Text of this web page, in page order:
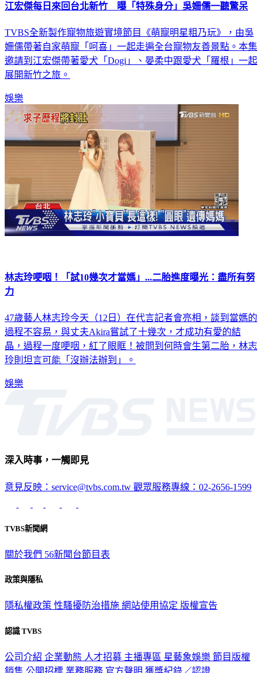
江宏傑每日來回台北新竹 曝「特殊身分」吳姍儒一聽驚呆
TVBS全新製作寵物旅遊實境節目《萌寵明星粗乃玩》，由吳
姍儒帶著自家萌寵「呵喜」一起走遍全台寵物友善景點。本集
邀請到江宏傑帶著愛犬「Dogi」、晏柔中跟愛犬「羅根」一起
展開新竹之旅。
娛樂
林志玲哽咽！「試10幾次才當媽」...二胎進度曝光：盡所有努
力
47歲藝人林志玲今天（12日）在代言記者會亮相，談到當媽的
過程不容易，與丈夫Akira嘗試了十幾次，才成功有愛的結
晶，過程一度哽咽，紅了眼眶！被問到何時會生第二胎，林志
玲則坦言可能「沒辦法辦到」。
娛樂
深入時事，一觸即見
意見反映：service@tvbs.com.tw 觀眾服務專線：02-2656-1599
TVBS新聞網
關於我們 56新聞台節目表
政策與隱私
隱私權政策 性騷擾防治措施 網站使用協定 版權宣告
認識 TVBS
公司介紹 企業動態 人才招募 主播專區 星藝象娛樂 節目版權
銷售 公開招標 業務服務 官方聲明 獲獎紀錄／認證